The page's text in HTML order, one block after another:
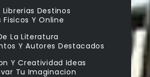
Librerias Destinos
Fisicos Y Online
La Literatura
Y Autores Destacados
Y Creatividad Ideas
Tu Imaginacion